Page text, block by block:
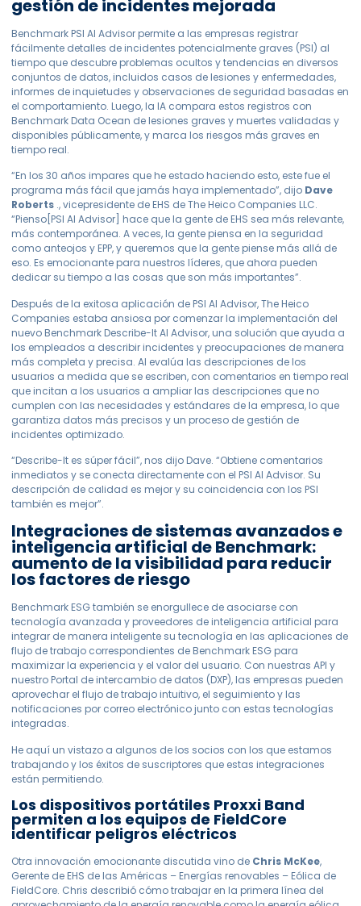
gestión de incidentes mejorada
Benchmark PSI AI Advisor permite a las empresas registrar
fácilmente detalles de incidentes potencialmente graves (PSI) al
tiempo que descubre problemas ocultos y tendencias en diversos
conjuntos de datos, incluidos casos de lesiones y enfermedades,
informes de inquietudes y observaciones de seguridad basadas en
el comportamiento. Luego, la IA compara estos registros con
Benchmark Data Ocean de lesiones graves y muertes validadas y
disponibles públicamente, y marca los riesgos más graves en
tiempo real.
“En los 30 años impares que he estado haciendo esto, este fue el
programa más fácil que jamás haya implementado”, dijo Dave
Roberts ., vicepresidente de EHS de The Heico Companies LLC.
“Pienso[PSI AI Advisor] hace que la gente de EHS sea más relevante,
más contemporánea. A veces, la gente piensa en la seguridad
como anteojos y EPP, y queremos que la gente piense más allá de
eso. Es emocionante para nuestros líderes, que ahora pueden
dedicar su tiempo a las cosas que son más importantes”.
Después de la exitosa aplicación de PSI AI Advisor, The Heico
Companies estaba ansiosa por comenzar la implementación del
nuevo Benchmark Describe-It AI Advisor, una solución que ayuda a
los empleados a describir incidentes y preocupaciones de manera
más completa y precisa. AI evalúa las descripciones de los
usuarios a medida que se escriben, con comentarios en tiempo real
que incitan a los usuarios a ampliar las descripciones que no
cumplen con las necesidades y estándares de la empresa, lo que
garantiza datos más precisos y un proceso de gestión de
incidentes optimizado.
“Describe-It es súper fácil”, nos dijo Dave. “Obtiene comentarios
inmediatos y se conecta directamente con el PSI AI Advisor. Su
descripción de calidad es mejor y su coincidencia con los PSI
también es mejor”.
Integraciones de sistemas avanzados e
inteligencia artificial de Benchmark:
aumento de la visibilidad para reducir
los factores de riesgo
Benchmark ESG también se enorgullece de asociarse con
tecnología avanzada y proveedores de inteligencia artificial para
integrar de manera inteligente su tecnología en las aplicaciones de
flujo de trabajo correspondientes de Benchmark ESG para
maximizar la experiencia y el valor del usuario. Con nuestras API y
nuestro Portal de intercambio de datos (DXP), las empresas pueden
aprovechar el flujo de trabajo intuitivo, el seguimiento y las
notificaciones por correo electrónico junto con estas tecnologías
integradas.
He aquí un vistazo a algunos de los socios con los que estamos
trabajando y los éxitos de suscriptores que estas integraciones
están permitiendo.
Los dispositivos portátiles Proxxi Band
permiten a los equipos de FieldCore
identificar peligros eléctricos
Otra innovación emocionante discutida vino de Chris McKee,
Gerente de EHS de las Américas – Energías renovables – Eólica de
FieldCore. Chris describió cómo trabajar en la primera línea del